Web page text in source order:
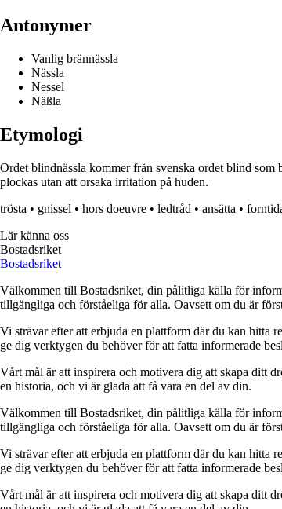
Antonymer
Vanlig brännässla
Nässla
Nessel
Näßla
Etymologi
Ordet blindnässla kommer från svenska ordet blind som
plockas utan att orsaka irritation på huden.
trösta • gnissel • hors doeuvre • ledtråd • ansätta •
Lär känna oss
Bostadsriket
Bostadsriket
Välkommen till Bostadsriket, din pålitliga källa för
tillgängliga och förståeliga för alla. Oavsett om du är
Vi strävar efter att erbjuda en plattform där du kan hitta
ge dig verktygen du behöver för att fatta informerade
Vårt mål är att inspirera och motivera dig att skapa ditt
en historia, och vi är glada att få vara en del av din.
Välkommen till Bostadsriket, din pålitliga källa för
tillgängliga och förståeliga för alla. Oavsett om du är
Vi strävar efter att erbjuda en plattform där du kan hitta
ge dig verktygen du behöver för att fatta informerade
Vårt mål är att inspirera och motivera dig att skapa ditt